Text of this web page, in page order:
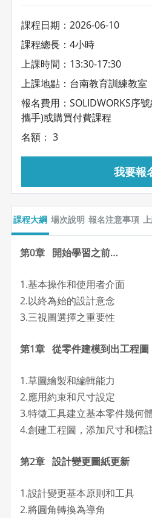
課程大綱 場次說明 報名注意事項
第0章 開始學習之前…
1.基本操作和使用者介面
2.以終為始的設計意念
3.三視圖選擇之重要性
第1章 從零件建模到出工程圖
1.草圖繪製和編輯能力
2.應用約束和尺寸設定
3.特徵工具建立基本零件幾何
4.創建工程圖，添加尺寸和標
第2章 設計變更圖紙更新
1.設計變更基本原則和工具
2.將圓角轉換為導角
課程日期：2026-06-10
課程總長：4小時
上課時間：13:30-17:30
上課地點：台南教育訓練教室
報名費用：SOLIDWORKS序
攜手)或購買付費課程
名額： 3
我要報